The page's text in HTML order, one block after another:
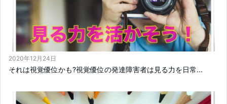
2020年12月24日
それは視覚優位かも?視覚優位の発達障害者は見る力を日常...